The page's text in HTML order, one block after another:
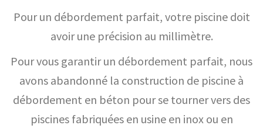
Pour un débordement parfait, votre piscine doit
avoir une précision au millimètre.
Pour vous garantir un débordement parfait, nous
avons abandonné la construction de piscine à
débordement en béton pour se tourner vers des
piscines fabriquées en usine en inox ou en